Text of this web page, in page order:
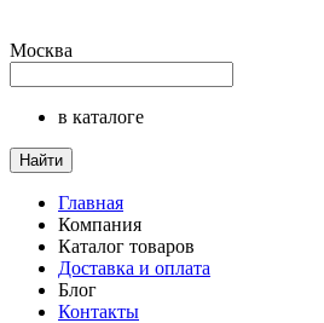
Москва
в каталоге
Найти
Главная
Компания
Каталог товаров
Доставка и оплата
Блог
Контакты